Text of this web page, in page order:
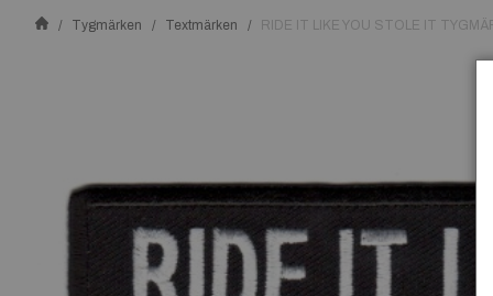
Tygmärken Textmärken RIDE IT LIKE YOU STOLE IT